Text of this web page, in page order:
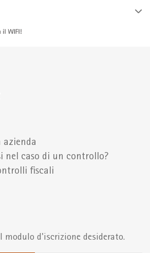
azienda
nel caso di un controllo?
fiscali
modulo d'iscrizione desiderato.